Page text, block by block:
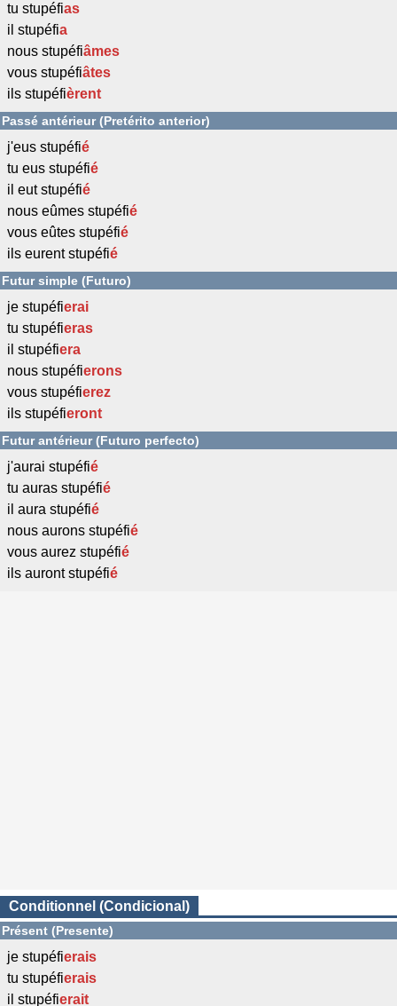
tu stupéfias
il stupéfia
nous stupéfiâmes
vous stupéfiâtes
ils stupéfièrent
Passé antérieur (Pretérito anterior)
j'eus stupéfié
tu eus stupéfié
il eut stupéfié
nous eûmes stupéfié
vous eûtes stupéfié
ils eurent stupéfié
Futur simple (Futuro)
je stupéfierai
tu stupéfieras
il stupéfiera
nous stupéfierons
vous stupéfierez
ils stupéfieront
Futur antérieur (Futuro perfecto)
j'aurai stupéfié
tu auras stupéfié
il aura stupéfié
nous aurons stupéfié
vous aurez stupéfié
ils auront stupéfié
Conditionnel (Condicional)
Présent (Presente)
je stupéfierais
tu stupéfierais
il stupéfierait